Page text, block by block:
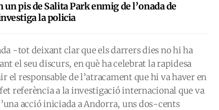
un pis de Salita Park enmig de l’onada de
la policia
-tot deixant clar que els darrers dies no hi ha
el seu discurs, en què ha celebrat la rapidesa
el responsable de l’atracament que hi va haver en
referència a la investigació internacional que va
acció iniciada a Andorra, uns dos-cents